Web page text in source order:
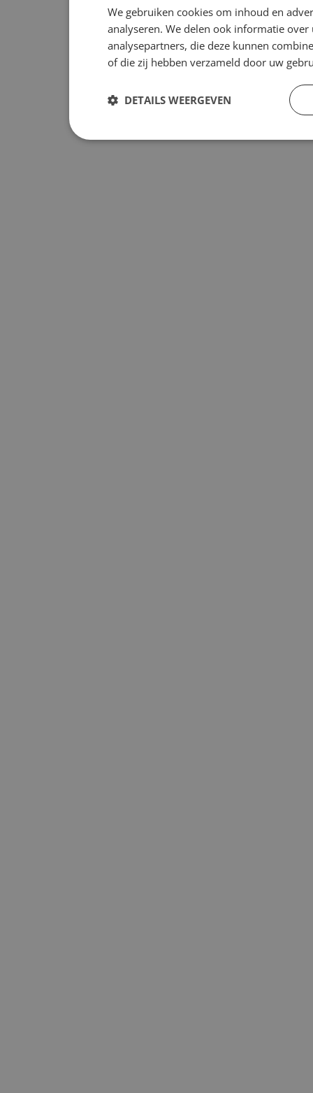
We gebruiken cookies om inhoud en
analyseren. We delen ook informatie
analysepartners, die deze kunnen
of die zij hebben verzameld door uw
DETAILS WEERGEVEN